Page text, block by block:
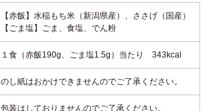
【赤飯】水稲もち米（新潟県産）、ささげ（国産）
【ごま塩】ごま、食塩、でん粉
１食（赤飯190g、ごま塩1.5g）当たり 343kcal
のし紙はおかけできませんのでご了承ください。
包装はしておりませんのでご了承ください。